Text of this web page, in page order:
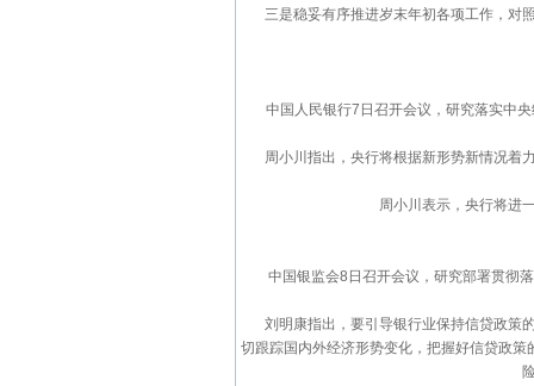
三是稳妥有序推进岁末年初各项工作，对照
中国人民银行7日召开会议，研究落实中央
周小川指出，央行将根据新形势新情况着力
周小川表示，央行将进一
中国银监会8日召开会议，研究部署贯彻落
刘明康指出，要引导银行业保持信贷政策的
切跟踪国内外经济形势变化，把握好信贷政策